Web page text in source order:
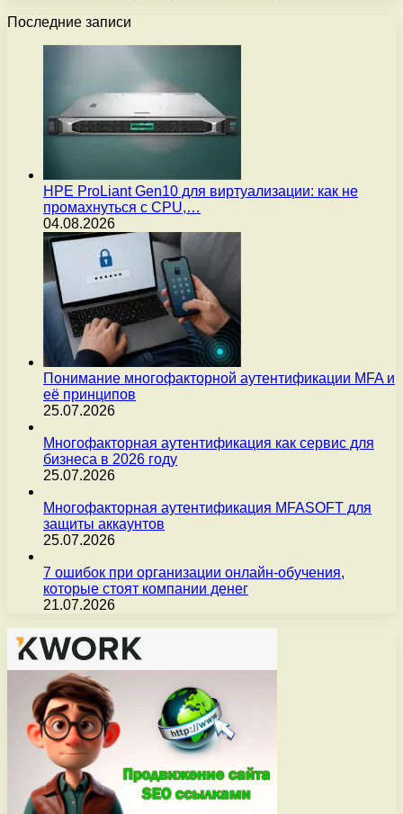
Последние записи
HPE ProLiant Gen10 для виртуализации: как не
промахнуться с CPU,…
04.08.2026
Понимание многофакторной аутентификации MFA и
её принципов
25.07.2026
Многофакторная аутентификация как сервис для
бизнеса в 2026 году
25.07.2026
Многофакторная аутентификация MFASOFT для
защиты аккаунтов
25.07.2026
7 ошибок при организации онлайн-обучения,
которые стоят компании денег
21.07.2026